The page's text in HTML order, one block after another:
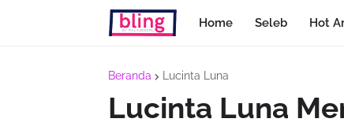
Home Seleb Hot
Beranda Lucinta Luna
Lucinta Luna